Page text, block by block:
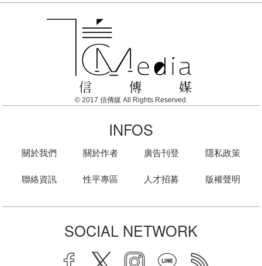
© 2017 信傳媒 All Rights Reserved.
INFOS
關於我們
聯絡資訊
關於作者
性平專區
廣告刊登
人才招募
隱私政策
版權聲明
SOCIAL NETWORK
facebook twitter instagram